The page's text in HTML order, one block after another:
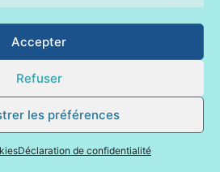
Accepter
Refuser
les préférences
Déclaration de confidentialité
2023 –politiques de cookies – gérer
de confidentialité
légales
web Tregor Graphik